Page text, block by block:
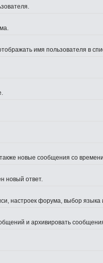
имя пользователя в
новые сообщения со
новый ответ.
настроек форума, выбор языка
и архивировать